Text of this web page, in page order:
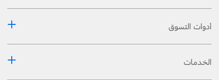
أدوات التسوق
الخدمات